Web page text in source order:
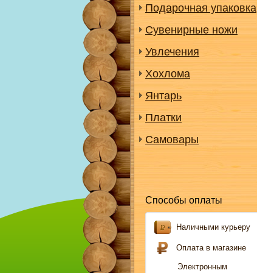
Подарочная упаковка
Сувенирные ножи
Увлечения
Хохлома
Янтарь
Платки
Самовары
Способы оплаты
Наличными курьеру
Оплата в магазине
Электронным